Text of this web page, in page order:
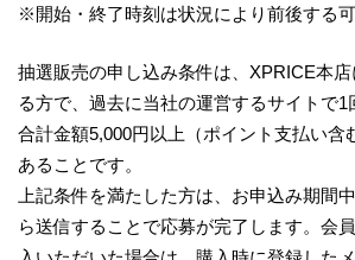
※開始・終了時刻は状況により前後する
抽選販売の申し込み条件は、XPRICE本
る方で、過去に当社の運営するサイトで1
合計金額5,000円以上（ポイント支払い含
あることです。
上記条件を満たした方は、お申込み期間
ら送信することで応募が完了します。会